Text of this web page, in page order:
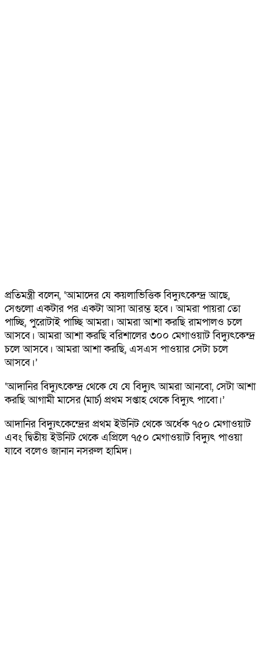
প্রতিমন্ত্রী বলেন, ‘আমাদের যে কয়লাভিত্তিক বিদ্যুৎকেন্দ্র আছে,
সেগুলো একটার পর একটা আসা আরম্ভ হবে। আমরা পায়রা তো
পাচ্ছি, পুরোটাই পাচ্ছি আমরা। আমরা আশা করছি রামপালও চলে
আসবে। আমরা আশা করছি বরিশালের ৩০০ মেগাওয়াট বিদ্যুৎকেন্দ্র
চলে আসবে। আমরা আশা করছি, এসএস পাওয়ার সেটা চলে
আসবে।’
‘আদানির বিদ্যুৎকেন্দ্র থেকে যে যে বিদ্যুৎ আমরা আনবো, সেটা আশা
করছি আগামী মাসের (মার্চ) প্রথম সপ্তাহ থেকে বিদ্যুৎ পাবো।’
আদানির বিদ্যুৎকেন্দ্রের প্রথম ইউনিট থেকে অর্ধেক ৭৫০ মেগাওয়াট
এবং দ্বিতীয় ইউনিট থেকে এপ্রিলে ৭৫০ মেগাওয়াট বিদ্যুৎ পাওয়া
যাবে বলেও জানান নসরুল হামিদ।